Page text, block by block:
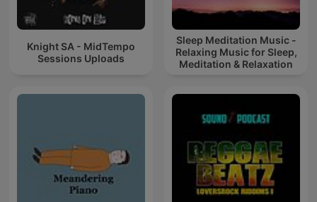
Knight SA - MidTempo
Sessions Uploads
Sleep Meditation Music -
Relaxing Music for Sleep,
Meditation & Relaxation